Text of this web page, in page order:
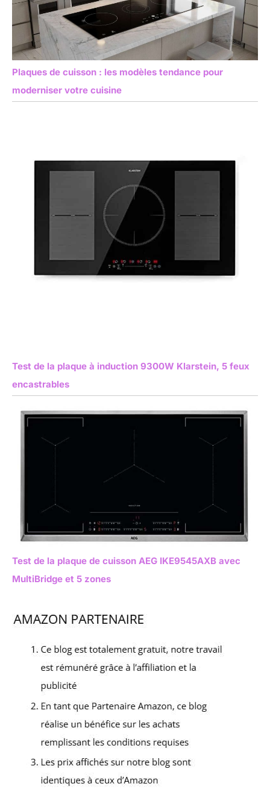
Plaques de cuisson : les modèles tendance pour
moderniser votre cuisine
Test de la plaque à induction 9300W Klarstein, 5 feux
encastrables
Test de la plaque de cuisson AEG IKE9545AXB avec
MultiBridge et 5 zones